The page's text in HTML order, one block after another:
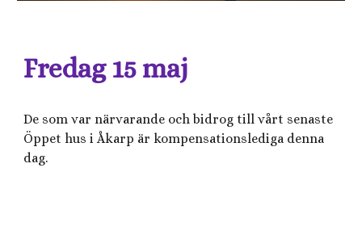
Fredag 15 maj
De som var närvarande och bidrog till vårt senaste
Öppet hus i Åkarp är kompensationslediga denna
dag.